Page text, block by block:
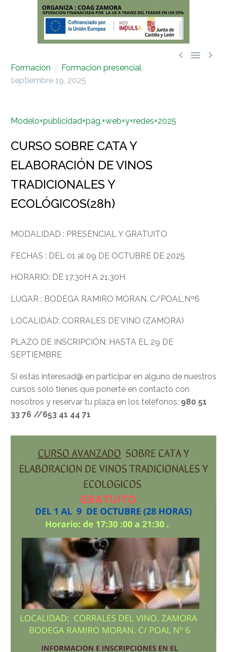
  
Formación
Formación presencial
septiembre 19, 2025
Modelo+publicidad+pág.+web+y+redes+2025
CURSO SOBRE CATA Y
ELABORACIÓN DE VINOS
TRADICIONALES Y
ECOLÓGICOS(28h)
MODALIDAD : PRESENCIAL Y GRATUITO
FECHAS : DEL 01 al 09 DE OCTUBRE DE 2025
HORARIO: DE 17.30H A 21.30H
LUGAR : BODEGA RAMIRO MORAN. C/POAL,Nº6
LOCALIDAD: CORRALES DE VINO (ZAMORA)
PLAZO DE INSCRIPCIÓN: HASTA EL 29 DE
SEPTIEMBRE
Si estás interesad@ en participar en alguno de nuestros
cursos sólo tienes que ponerte en contacto con
nosotros y reservar tu plaza en los teléfonos: 980 51
33 76 //653 41 44 71